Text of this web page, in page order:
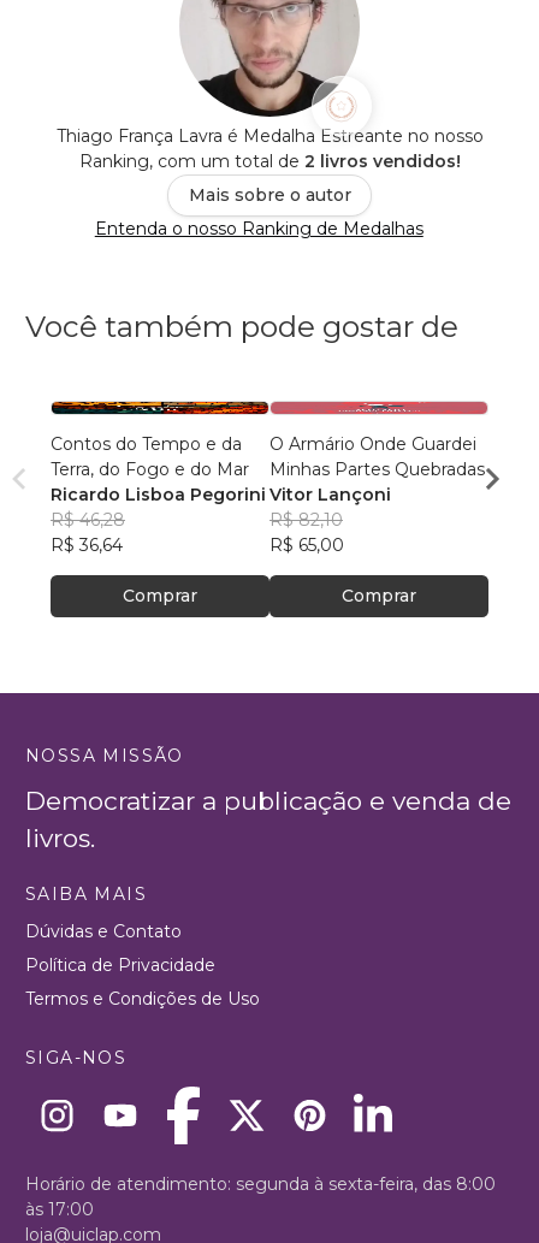
Thiago França Lavra é Medalha Estreante no nosso
Ranking, com um total de 2 livros vendidos!
Mais sobre o autor
Entenda o nosso Ranking de Medalhas
Você também pode gostar de
Contos do Tempo e da
Terra, do Fogo e do Mar
Ricardo Lisboa Pegorini
R$ 46,28
R$ 36,64
Comprar
O Armário Onde Guardei
Minhas Partes Quebradas
Vitor Lançoni
R$ 82,10
R$ 65,00
Comprar
NOSSA MISSÃO
Democratizar a publicação e venda de
livros.
SAIBA MAIS
Dúvidas e Contato
Política de Privacidade
Termos e Condições de Uso
SIGA-NOS
Horário de atendimento: segunda à sexta-feira, das 8:00
às 17:00
loja@uiclap.com